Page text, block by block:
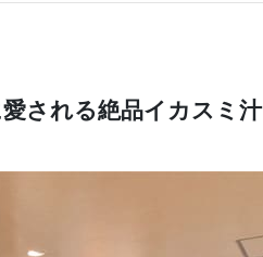
される絶品イカスミ汁